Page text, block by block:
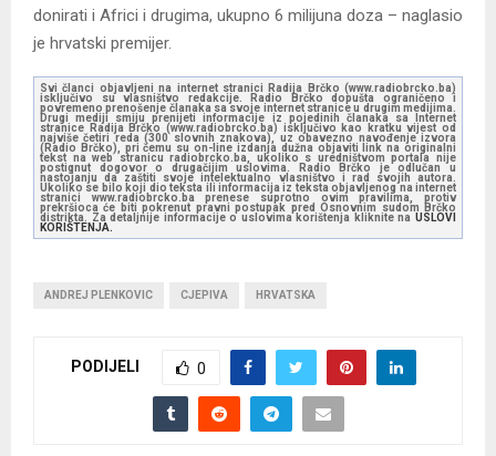
donirati i Africi i drugima, ukupno 6 milijuna doza – naglasio
je hrvatski premijer.
Svi članci objavljeni na internet stranici Radija Brčko (www.radiobrcko.ba)
isključivo su vlasništvo redakcije. Radio Brčko dopušta ograničeno i
povremeno prenošenje članaka sa svoje internet stranice u drugim medijima.
Drugi mediji smiju prenijeti informacije iz pojedinih članaka sa Internet
stranice Radija Brčko (www.radiobrcko.ba) isključivo kao kratku vijest od
najviše četiri reda (300 slovnih znakova), uz obavezno navođenje izvora
(Radio Brčko), pri čemu su on-line izdanja dužna objaviti link na originalni
tekst na web stranicu radiobrcko.ba, ukoliko s uredništvom portala nije
postignut dogovor o drugačijim uslovima. Radio Brčko je odlučan u
nastojanju da zaštiti svoje intelektualno vlasništvo i rad svojih autora.
Ukoliko se bilo koji dio teksta ili informacija iz teksta objavljenog na internet
stranici www.radiobrcko.ba prenese suprotno ovim pravilima, protiv
prekršioca će biti pokrenut pravni postupak pred Osnovnim sudom Brčko
distrikta. Za detaljnije informacije o uslovima korištenja kliknite na USLOVI
KORIŠTENJA.
ANDREJ PLENKOVIC CJEPIVA HRVATSKA
PODIJELI 0